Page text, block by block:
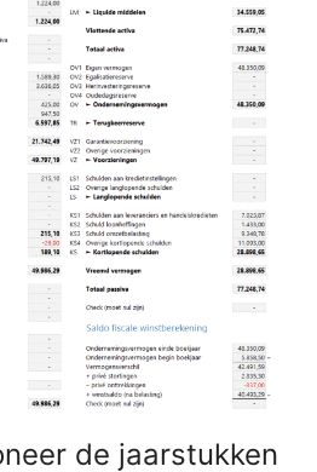
de jaarstukken